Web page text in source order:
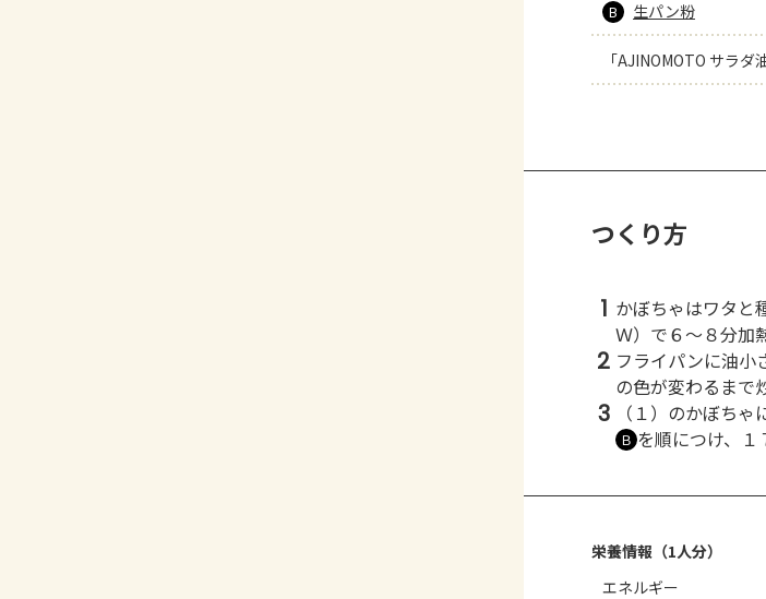
B 生パン粉
「AJINOMOTO サラダ
つくり方
1 かぼちゃはワタと
Ｗ）で６～８分加
2 フライパンに油小
の色が変わるまで
3 （１）のかぼち
Ｂ を順につけ、１
栄養情報（1人分）
エネルギー